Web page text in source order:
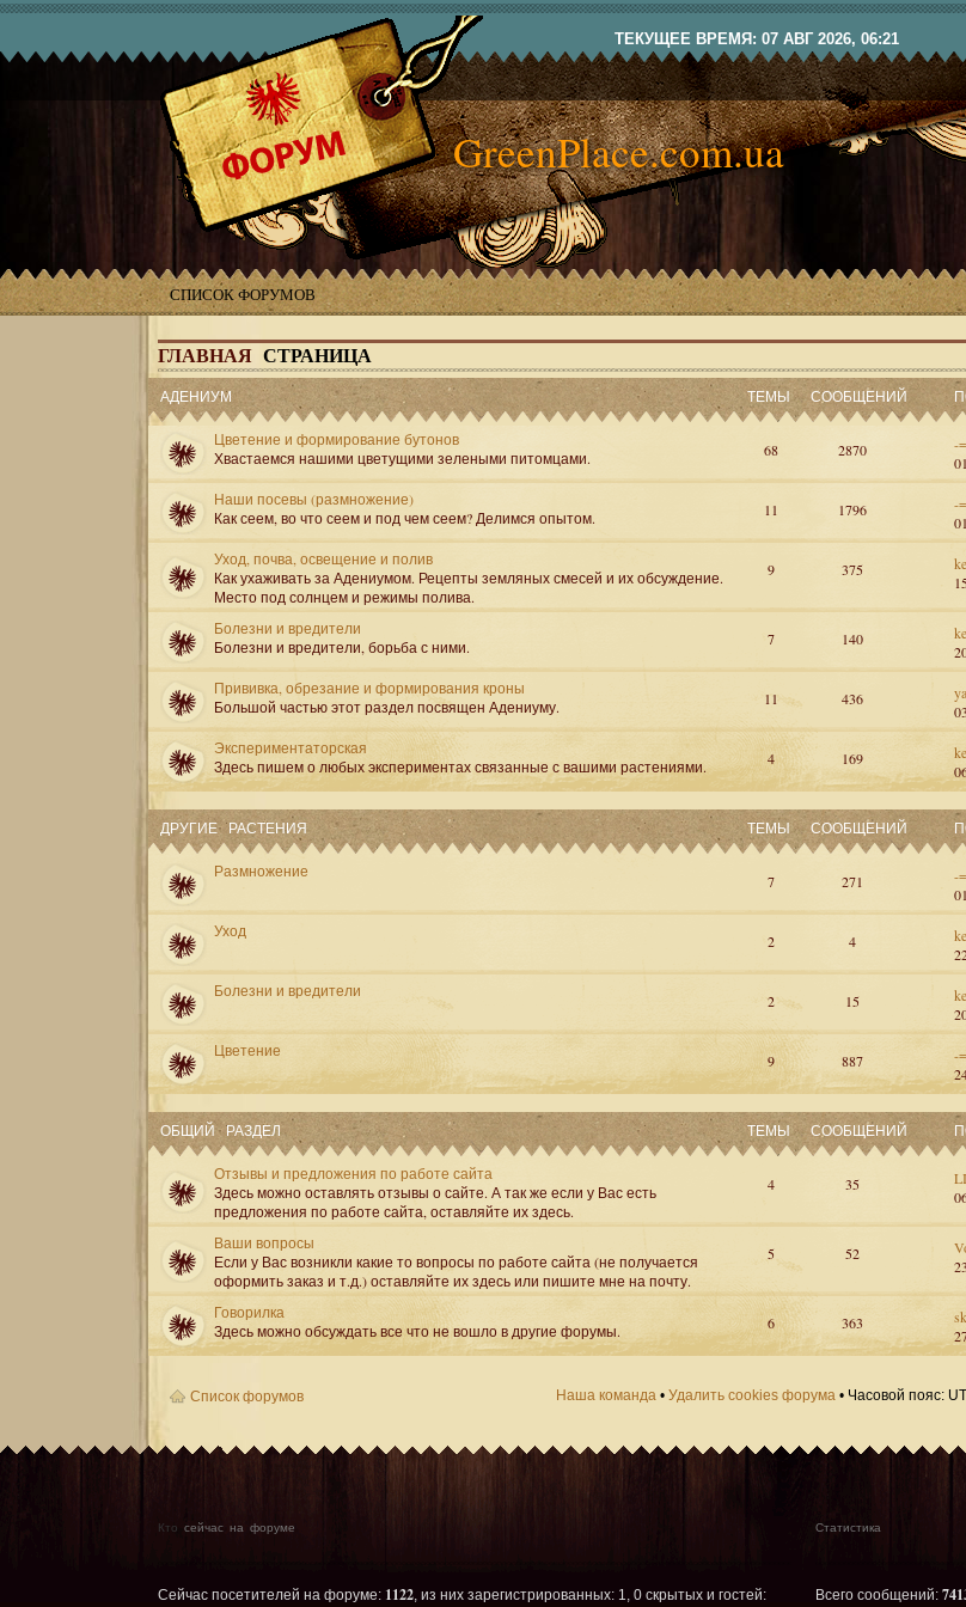
ТЕКУЩЕЕ ВРЕМЯ: 07 АВГ 2026, 06:21
GreenPlace.com.ua
СПИСОК ФОРУМОВ
ГЛАВНАЯ СТРАНИЦА
АДЕНИУМ ТЕМЫ СООБЩЕНИЙ
Цветение и формирование бутонов
Хвастаемся нашими цветущими зелеными питомцами.
68 2870
-
Наши посевы (размножение)
Как сеем, во что сеем и под чем сеем? Делимся опытом.
11 1796
-
Уход, почва, освещение и полив
Как ухаживать за Адениумом. Рецепты земляных смесей и их обсуждение.
Место под солнцем и режимы полива.
9 375
Болезни и вредители
Болезни и вредители, борьба с ними.
7 140
Прививка, обрезание и формирования кроны
Большой частью этот раздел посвящен Адениуму.
11 436
Экспериментаторская
Здесь пишем о любых экспериментах связанные с вашими растениями.
4 169
ДРУГИЕ РАСТЕНИЯ ТЕМЫ СООБЩЕНИЙ
Размножение
7 271
-
Уход
2 4
Болезни и вредители
2 15
Цветение
9 887
-
ОБЩИЙ РАЗДЕЛ ТЕМЫ СООБЩЕНИЙ
Отзывы и предложения по работе сайта
Здесь можно оставлять отзывы о сайте. А так же если у Вас есть
предложения по работе сайта, оставляйте их здесь.
4 35
Ваши вопросы
Если у Вас возникли какие то вопросы по работе сайта (не получается
оформить заказ и т.д.) оставляйте их здесь или пишите мне на почту.
5 52
Говорилка
Здесь можно обсуждать все что не вошло в другие форумы.
6 363
Список форумов Наша команда • Удалить cookies форума • Часовой пояс:
Кто сейчас на форуме
Сейчас посетителей на форуме: 1122, из них зарегистрированных: 1, 0 скрытых и гостей:
Статистика
Всего сообщений: